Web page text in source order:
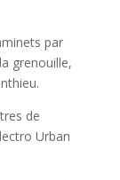
par
grenouille,
de
Urban